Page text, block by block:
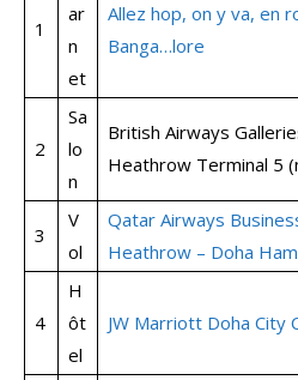
1
ar
n
et
Allez hop, on y va, en
Banga…lore
2
Sa
lo
n
British Airways
Heathrow Terminal 5
3
V
ol
Qatar Airways
Heathrow – Doha
4
H
ôt
el
JW Marriott Doha City